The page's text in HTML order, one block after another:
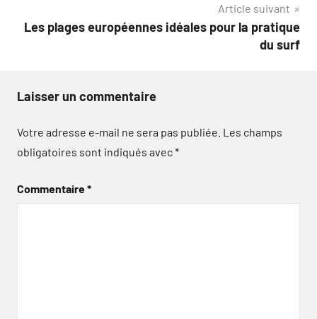
Article suivant
Les plages européennes idéales pour la pratique
du surf
Laisser un commentaire
Votre adresse e-mail ne sera pas publiée. Les champs
obligatoires sont indiqués avec*
Commentaire*